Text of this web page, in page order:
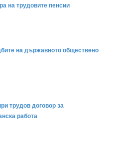
на трудовите пенсии
на държавното обществено
трудов договор за
работа